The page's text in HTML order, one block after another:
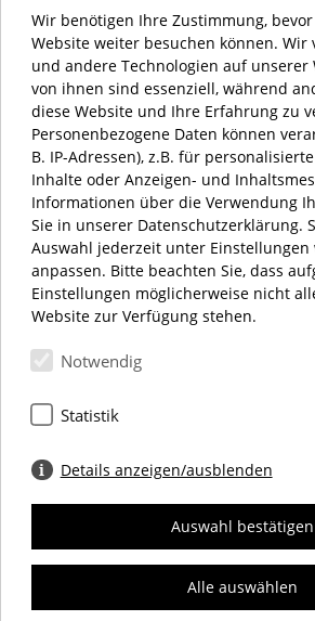
AKTUELL HABEN WIR
MONTAG – SAMSTAG 10:00 –
+49 (0) 30 66 69 12 27
DATENSCHUTZ
Wir benötigen Ihre Zustimmung,
Website weiter besuchen können. Wir
und andere Technologien auf unserer
von ihnen sind essenziell, während
diese Website und Ihre Erfahrung zu
Personenbezogene Daten können
B. IP-Adressen), z.B. für
Inhalte oder Anzeigen- und
Informationen über die Verwendung
Sie in unserer Datenschutzerklärung.
Auswahl jederzeit unter
anpassen. Bitte beachten Sie, dass
Einstellungen möglicherweise nicht
Website zur Verfügung stehen.
Notwendig
Statistik
Details anzeigen/ausblenden
Auswahl bestätigen
Alle auswählen